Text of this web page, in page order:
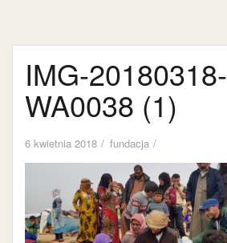
IMG-20180318-
WA0038 (1)
6 kwietnia 2018 fundacja